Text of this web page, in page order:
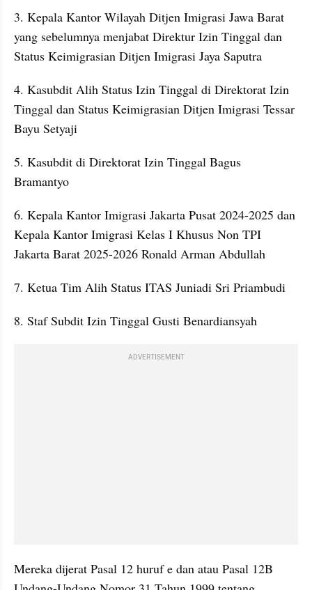
3. Kepala Kantor Wilayah Ditjen Imigrasi Jawa Barat
yang sebelumnya menjabat Direktur Izin Tinggal dan
Status Keimigrasian Ditjen Imigrasi Jaya Saputra
4. ⁠Kasubdit Alih Status Izin Tinggal di Direktorat Izin
Tinggal dan Status Keimigrasian Ditjen Imigrasi Tessar
Bayu Setyaji
5. ⁠Kasubdit di Direktorat Izin Tinggal Bagus
Bramantyo
6. Kepala Kantor Imigrasi Jakarta Pusat 2024-2025 dan
Kepala Kantor Imigrasi Kelas I Khusus Non TPI
Jakarta Barat 2025-2026 Ronald Arman Abdullah
7. Ketua Tim Alih Status ITAS Juniadi Sri Priambudi
8. Staf Subdit Izin Tinggal Gusti Benardiansyah
ADVERTISEMENT
Mereka dijerat Pasal 12 huruf e dan atau Pasal 12B